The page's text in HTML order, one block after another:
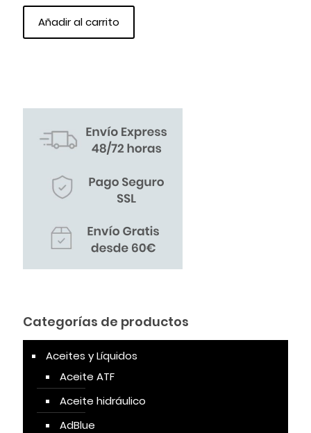
Añadir al carrito
Categorías de productos
Aceites y Líquidos
Aceite ATF
Aceite hidráulico
AdBlue